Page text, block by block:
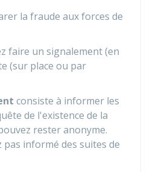
la fraude aux forces de
faire un signalement (en
(sur place ou par
consiste à informer les
de l'existence de la
rester anonyme.
pas informé des suites de